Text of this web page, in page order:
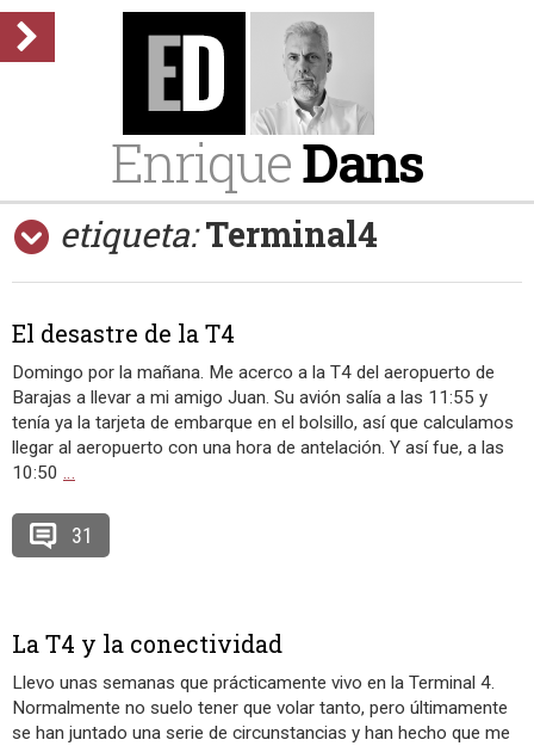
EnriqueDans
etiqueta: Terminal4
El desastre de la T4
Domingo por la mañana. Me acerco a la T4 del aeropuerto de
Barajas a llevar a mi amigo Juan. Su avión salía a las 11:55 y
tenía ya la tarjeta de embarque en el bolsillo, así que calculamos
llegar al aeropuerto con una hora de antelación. Y así fue, a las
10:50 …
31
La T4 y la conectividad
Llevo unas semanas que prácticamente vivo en la Terminal 4.
Normalmente no suelo tener que volar tanto, pero últimamente
se han juntado una serie de circunstancias y han hecho que me